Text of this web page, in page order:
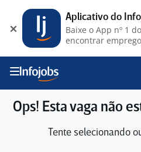
Ops! Esta vaga não
Tente selecionando
Aplicativo do
Baixe o App nº 1
encontrar